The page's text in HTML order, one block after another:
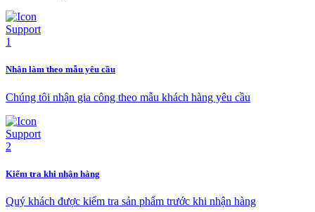
Nhận làm theo mẫu yêu cầu
Chúng tôi nhận gia công theo mẫu khách hàng yêu cầu
Kiểm tra khi nhận hàng
Quý khách được kiểm tra sản phẩm trước khi nhận hàng